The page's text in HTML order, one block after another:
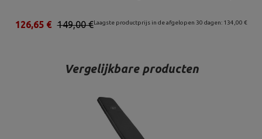
Laagste productprijs in de afgelopen 30 dagen: 134,00 €
149,00 €
126,65 €
Vergelijkbare producten